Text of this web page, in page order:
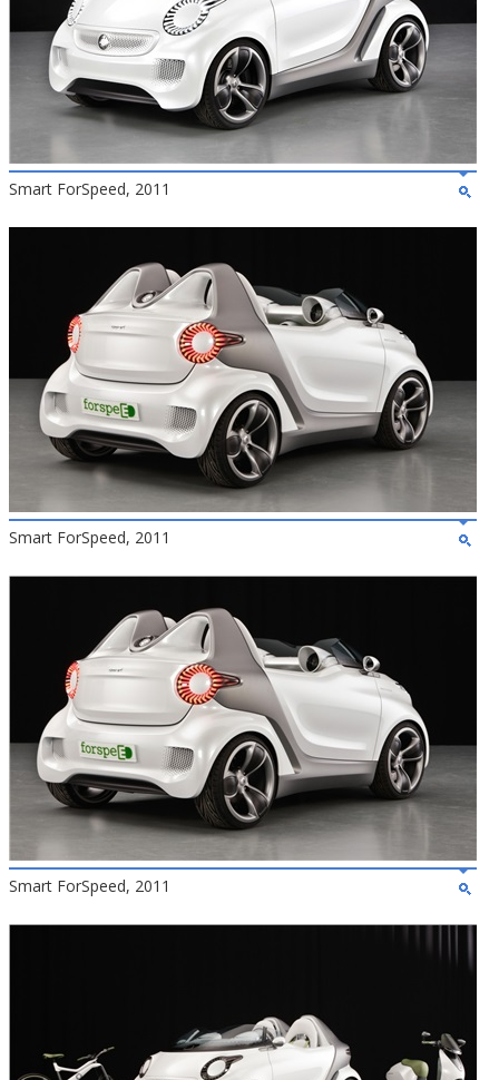
Smart ForSpeed, 2011
Smart ForSpeed, 2011
Smart ForSpeed, 2011